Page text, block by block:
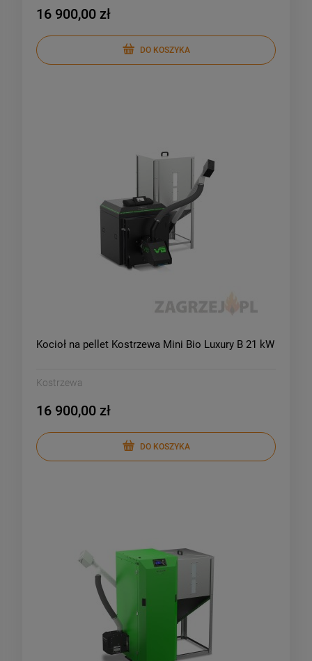
16 900,00 zł
DO KOSZYKA
Kocioł na pellet Kostrzewa Mini Bio Luxury B 21 kW
Kostrzewa
16 900,00 zł
DO KOSZYKA